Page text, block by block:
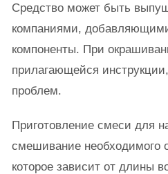
Средство может быть
компаниями,
компоненты. При
прилагающейся
проблем.
Приготовление смеси для
смешивание необходимого
которое зависит от длины